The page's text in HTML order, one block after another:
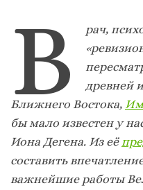
В
рач,
древней
Ближнего Востока,
бы мало известен у
Иона Дегена. Из её
составить
важнейшие работы